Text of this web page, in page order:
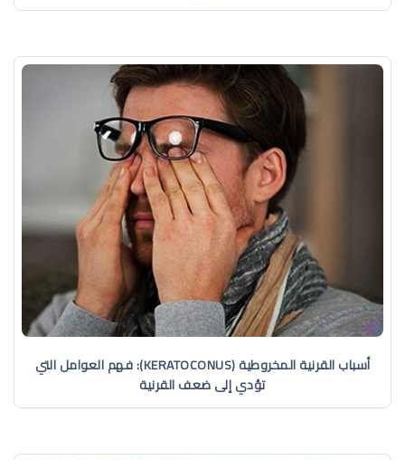
أسباب القرنية المخروطية (KERATOCONUS): فهم العوامل التي
تؤدي إلى ضعف القرنية